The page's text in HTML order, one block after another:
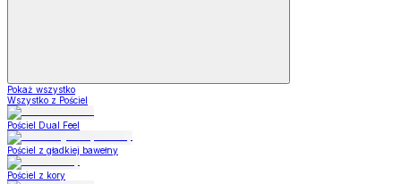
Pokaż wszystko
Wszystko z Pościel
Pościel Dual Feel
Pościel z gładkiej bawełny
Pościel z kory